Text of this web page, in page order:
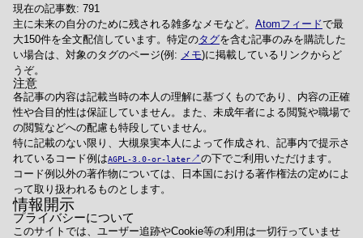
現在の記事数: 791
主に未来の自分のために残される雑多なメモなど。 Atomフィードで最
大150件を全文配信しています。特定のタグを含む記事のみを購読した
い場合は、対象のタグのページ(例: メモ)に掲載しているリンクからど
うぞ。
注意
各記事の内容は記載当時の本人の理解に基づくものであり、内容の正確
性や合目的性は保証していません。また、未成年者による閲覧や職場で
の閲覧などへの配慮も特段していません。
特に記載のない限り、大槻泉実本人によって作成され、記事内で提示さ
れているコード例はAGPL-3.0-or-later
の下でご利用いただけます。
コード例以外の著作物については、日本国における著作権法の定めによ
って取り扱われるものとします。
情報開示
プライバシーについて
このサイトでは、ユーザー追跡やCookie等の利用は一切行っていませ